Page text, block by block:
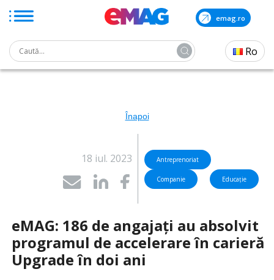
Skip
emag.ro
Search
for:
Ro
Înapoi
18 iul. 2023 Antreprenoriat
Companie Educație
eMAG: 186 de angajați au absolvit
programul de accelerare în carieră
Upgrade în doi ani